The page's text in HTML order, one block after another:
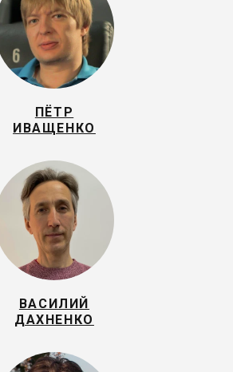
ПЁТР
ИВАЩЕНКО
ВАСИЛИЙ
ДАХНЕНКО